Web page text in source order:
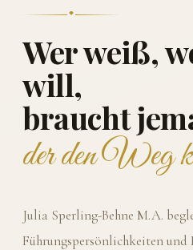
Wer weiß,
will,
braucht
der den Weg
Julia Sperling-Behne M.A.
Führungspersönlichkeiten und